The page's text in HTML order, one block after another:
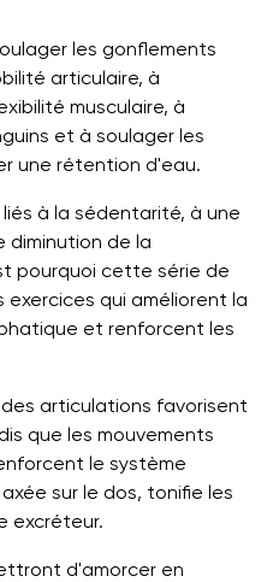
les gonflements
articulaire, à
musculaire, à
et à soulager les
une rétention d'eau.
à la sédentarité, à une
diminution de la
pourquoi cette série de
qui améliorent la
et renforcent les
articulations favorisent
que les mouvements
le système
sur le dos, tonifie les
excréteur.
d'amorcer en